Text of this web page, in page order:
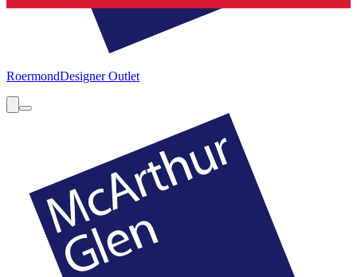
RoermondDesigner Outlet